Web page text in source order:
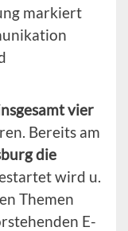
markiert
vier
Bereits am
die
wird u.
Themen
E-